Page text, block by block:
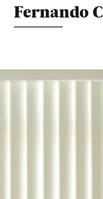
Fernando